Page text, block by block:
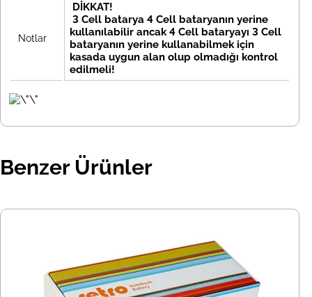
Notlar
DİKKAT!
3 Cell batarya 4 Cell bataryanın yerine
kullanılabilir ancak 4 Cell bataryayı 3 Cell
bataryanın yerine kullanabilmek için
kasada uygun alan olup olmadığı kontrol
edilmeli!
Benzer Ürünler